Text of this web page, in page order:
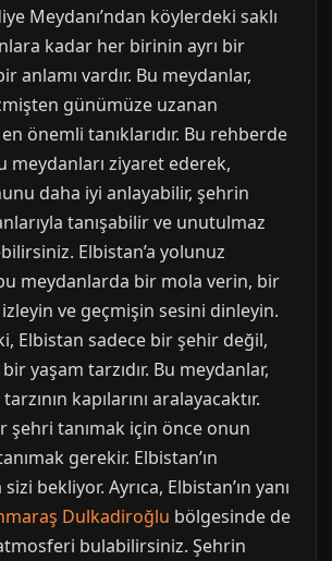
Meydanı’ndan köylerdeki saklı
kadar her birinin ayrı bir
anlamı vardır. Bu meydanlar,
günümüze uzanan
önemli tanıklarıdır. Bu rehberde
meydanları ziyaret ederek,
daha iyi anlayabilir, şehrin
tanışabilir ve unutulmaz
Elbistan’a yolunuz
meydanlarda bir mola verin, bir
ve geçmişin sesini dinleyin.
Elbistan sadece bir şehir değil,
yaşam tarzıdır. Bu meydanlar,
kapılarını aralayacaktır.
şehri tanımak için önce onun
gerekir. Elbistan’ın
bekliyor. Ayrıca, Elbistan’ın yanı
Dulkadiroğlu bölgesinde de
bulabilirsiniz. Şehrin